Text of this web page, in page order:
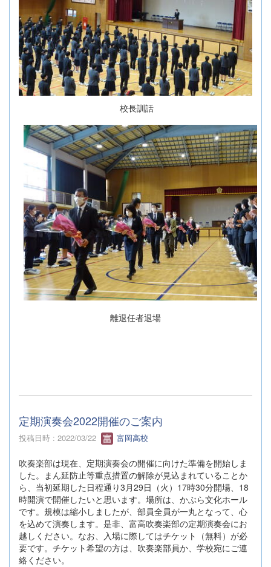
校長訓話
離退任者退場
定期演奏会2022開催のご案内
投稿日時 : 2022/03/22 富岡高校
吹奏楽部は現在、定期演奏会の開催に向けた準備を開始しま
した。まん延防止等重点措置の解除が見込まれていることか
ら、当初延期した日程通り3月29日（火）17時30分開場、18
時開演で開催したいと思います。場所は、かぶら文化ホール
です。規模は縮小しましたが、部員全員が一丸となって、心
を込めて演奏します。是非、富高吹奏楽部の定期演奏会にお
越しください。なお、入場に際してはチケット（無料）が必
要です。チケット希望の方は、吹奏楽部員か、学校宛にご連
絡ください。